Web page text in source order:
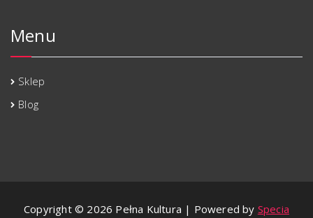
Menu
Sklep
Blog
Copyright © 2026 Pełna Kultura | Powered by Specia